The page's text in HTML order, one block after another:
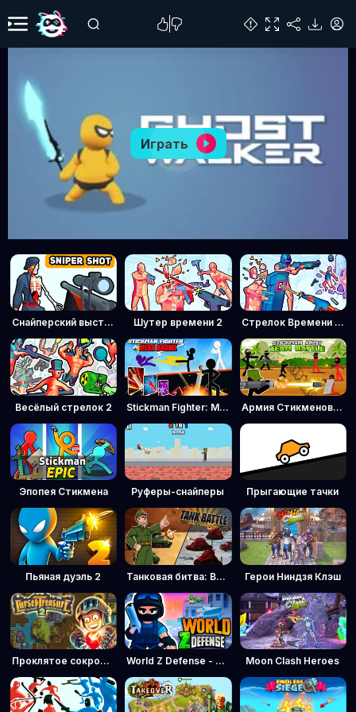
Играть
Снайперский выстрел: Время пули Шутер времени 2 Стрелок Времени 3: Спецназ
Весёлый стрелок 2 Stickman Fighter: Мега Побоище Армия Стикменов: Командная битва
Эпопея Стикмена Руферы-снайперы Прыгающие тачки
Пьяная дуэль 2 Танковая битва: Военный командир Герои Ниндзя Клэш
Проклятое сокровище 2 World Z Defense - Защита от зомби Moon Clash Heroes